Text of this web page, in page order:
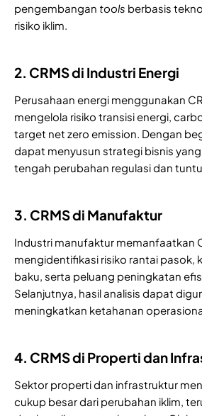
pengembangan tools berbasis
risiko iklim.
2. CRMS di Industri Energi
Perusahaan energi menggunakan
mengelola risiko transisi energi,
target net zero emission. Dengan
dapat menyusun strategi bisnis
tengah perubahan regulasi dan
3. CRMS di Manufaktur
Industri manufaktur memanfaatkan
mengidentifikasi risiko rantai pasok,
baku, serta peluang peningkatan
Selanjutnya, hasil analisis dapat
meningkatkan ketahanan
4. CRMS di Properti dan
Sektor properti dan infrastruktur
cukup besar dari perubahan iklim,